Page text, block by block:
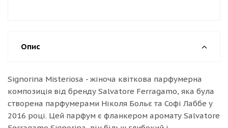
Опис
Signorina Misteriosa - жіноча квіткова парфумерна
композиція від бренду Salvatore Ferragamo, яка була
створена парфумерами Ніколя Больє та Софі Лаббе у
2016 році. Цей парфум є фланкером аромату Salvatore